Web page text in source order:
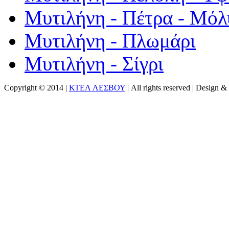
Μυτιλήνη - Πέτρα -
Μυτιλήνη - Πλωμάρι
Μυτιλήνη - Σίγρι
Copyright © 2014 | ΚΤΕΛ ΛΕΣΒΟΥ | All rights reserved | Design &